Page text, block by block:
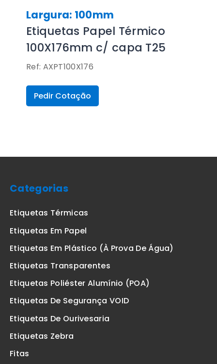
Largura: 100mm
Etiquetas Papel Térmico
100X176mm c/ capa T25
Ref: AXPT100X176
Pedir Cotação
Categorias
Etiquetas Térmicas
Etiquetas Em Papel
Etiquetas Em Plástico (à Prova De Água)
Etiquetas Transparentes
Etiquetas Poliéster Alumínio (POA)
Etiquetas De Segurança VOID
Etiquetas De Ourivesaria
Etiquetas Zebra
Fitas